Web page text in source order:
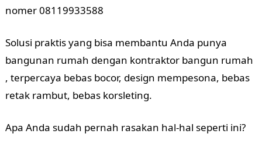
nomer 08119933588
Solusi praktis yang bisa membantu Anda punya
bangunan rumah dengan kontraktor bangun rumah
, terpercaya bebas bocor, design mempesona, bebas
retak rambut, bebas korsleting.
Apa Anda sudah pernah rasakan hal-hal seperti ini?